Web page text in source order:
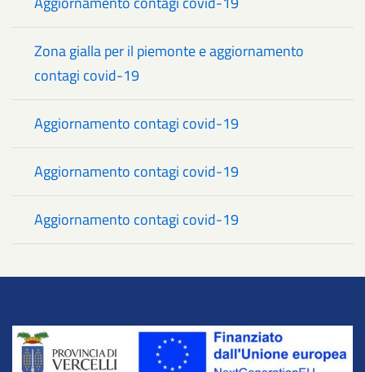
Zona gialla per il piemonte e aggiornamento
contagi covid-19
Aggiornamento contagi covid-19
Aggiornamento contagi covid-19
Aggiornamento contagi covid-19
Title